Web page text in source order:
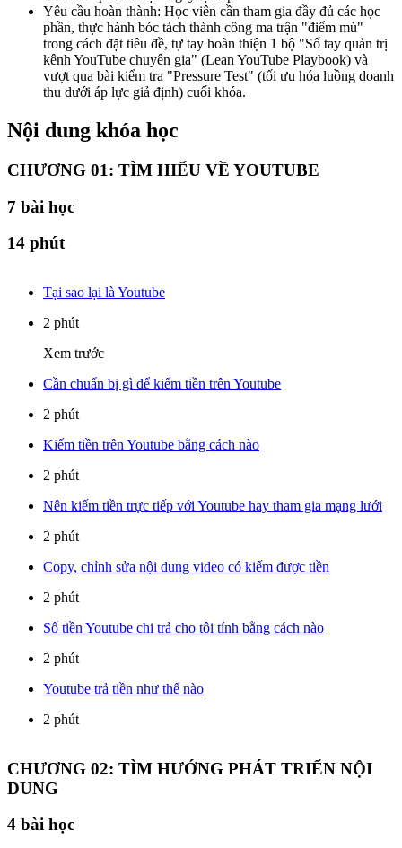
Yêu cầu hoàn thành: Học viên cần tham gia đầy đủ các học
phần, thực hành bóc tách thành công ma trận "điểm mù"
trong cách đặt tiêu đề, tự tay hoàn thiện 1 bộ "Sổ tay quản trị
kênh YouTube chuyên gia" (Lean YouTube Playbook) và
vượt qua bài kiểm tra "Pressure Test" (tối ưu hóa luồng doanh
thu dưới áp lực giả định) cuối khóa.
Nội dung khóa học
CHƯƠNG 01: TÌM HIỂU VỀ YOUTUBE
7 bài học
14 phút
Tại sao lại là Youtube
2 phút
Xem trước
Cần chuẩn bị gì để kiếm tiền trên Youtube
2 phút
Kiếm tiền trên Youtube bằng cách nào
2 phút
Nên kiếm tiền trực tiếp với Youtube hay tham gia mạng lưới
2 phút
Copy, chỉnh sửa nội dung video có kiếm được tiền
2 phút
Số tiền Youtube chi trả cho tôi tính bằng cách nào
2 phút
Youtube trả tiền như thế nào
2 phút
CHƯƠNG 02: TÌM HƯỚNG PHÁT TRIỂN NỘI
DUNG
4 bài học